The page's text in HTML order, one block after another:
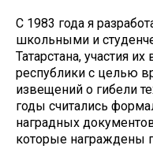
С 1983 года я
школьными и
Татарстана, участия
республики с целью
извещений о гибели
годы считались
наградных
которые награждены